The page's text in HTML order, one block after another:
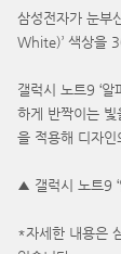
삼성전자가 눈부
White)’ 색상을
갤럭시 노트9 ‘
하게 반짝이는
을 적용해 디자인
▲ 갤럭시 노트9 ‘
*자세한 내용은